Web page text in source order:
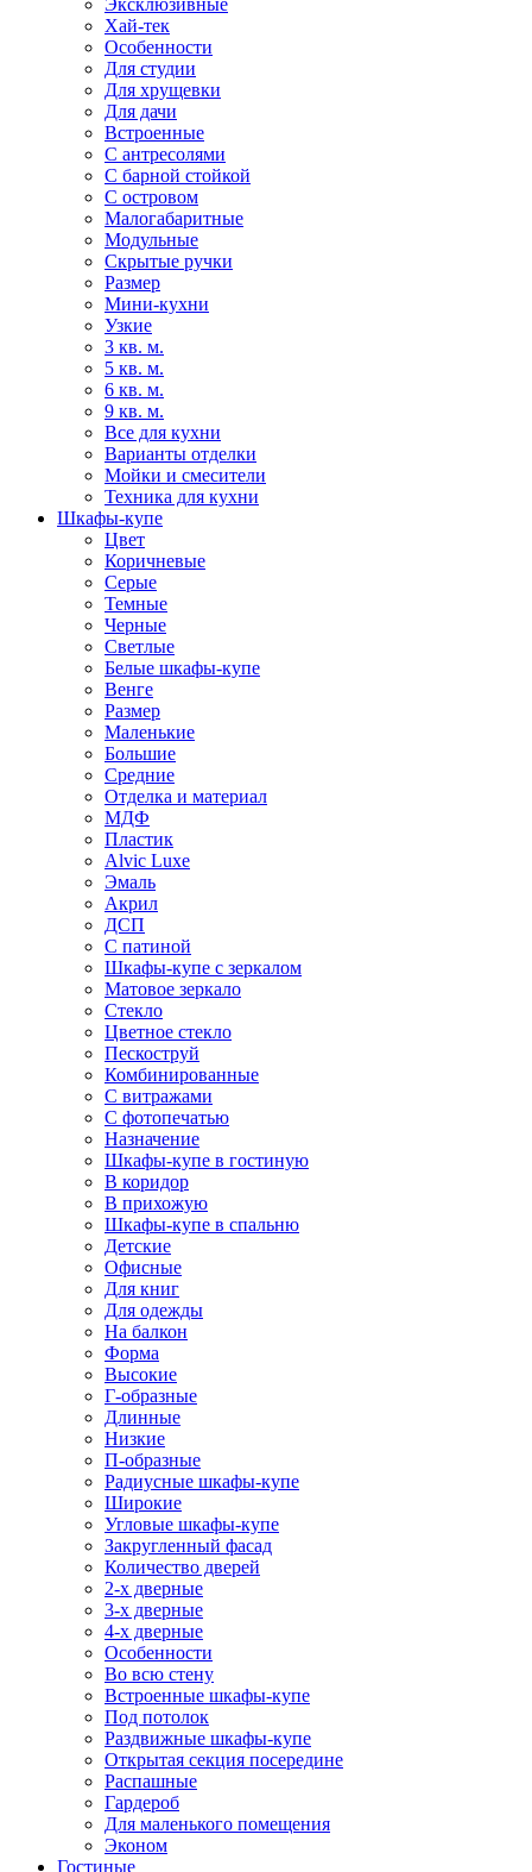
Эксклюзивные
Хай-тек
Особенности
Для студии
Для хрущевки
Для дачи
Встроенные
С антресолями
С барной стойкой
С островом
Малогабаритные
Модульные
Скрытые ручки
Размер
Мини-кухни
Узкие
3 кв. м.
5 кв. м.
6 кв. м.
9 кв. м.
Все для кухни
Варианты отделки
Мойки и смесители
Техника для кухни
Шкафы-купе
Цвет
Коричневые
Серые
Темные
Черные
Светлые
Белые шкафы-купе
Венге
Размер
Маленькие
Большие
Средние
Отделка и материал
МДФ
Пластик
Alvic Luxe
Эмаль
Акрил
ДСП
С патиной
Шкафы-купе с зеркалом
Матовое зеркало
Стекло
Цветное стекло
Пескоструй
Комбинированные
С витражами
С фотопечатью
Назначение
Шкафы-купе в гостиную
В коридор
В прихожую
Шкафы-купе в спальню
Детские
Офисные
Для книг
Для одежды
На балкон
Форма
Высокие
Г-образные
Длинные
Низкие
П-образные
Радиусные шкафы-купе
Широкие
Угловые шкафы-купе
Закругленный фасад
Количество дверей
2-х дверные
3-х дверные
4-х дверные
Особенности
Во всю стену
Встроенные шкафы-купе
Под потолок
Раздвижные шкафы-купе
Открытая секция посередине
Распашные
Гардероб
Для маленького помещения
Эконом
Гостиные